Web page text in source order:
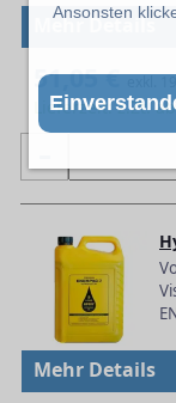
Ansonsten
Mehr Details
51,05 € exkl.
Lieferzeit: z.Zt.
Mehr Details